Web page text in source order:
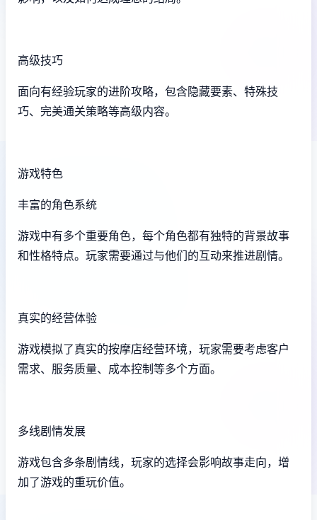
高级技巧
面向有经验玩家的进阶攻略，包含隐藏要素、特殊技
巧、完美通关策略等高级内容。
游戏特色
丰富的角色系统
游戏中有多个重要角色，每个角色都有独特的背景故事
和性格特点。玩家需要通过与他们的互动来推进剧情。
真实的经营体验
游戏模拟了真实的按摩店经营环境，玩家需要考虑客户
需求、服务质量、成本控制等多个方面。
多线剧情发展
游戏包含多条剧情线，玩家的选择会影响故事走向，增
加了游戏的重玩价值。